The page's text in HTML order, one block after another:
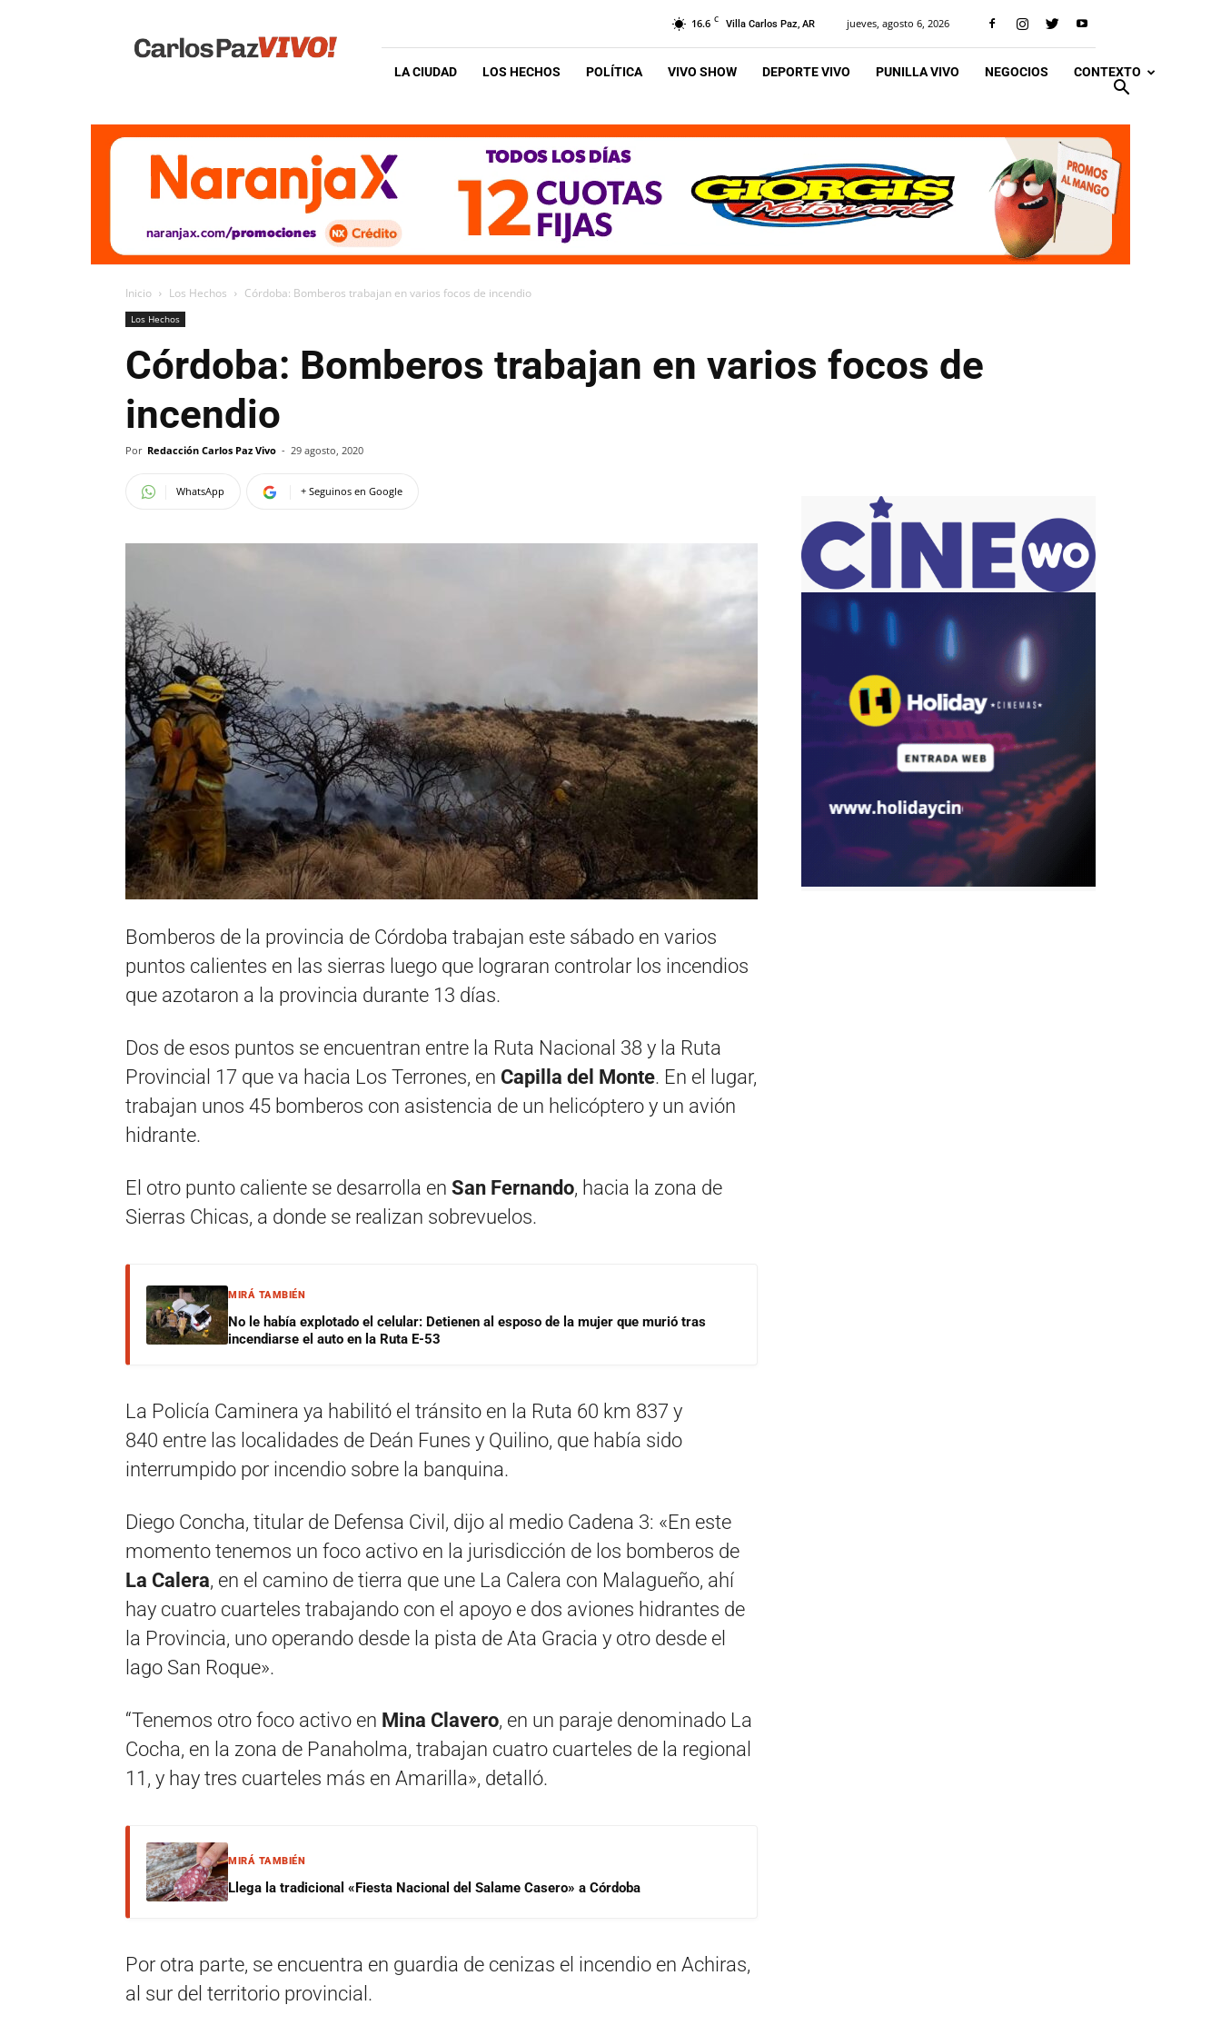
Vivo
16.6 C Villa Carlos Paz, AR jueves, agosto 6, 2026
LA CIUDAD LOS HECHOS POLÍTICA VIVO SHOW DEPORTE VIVO PUNILLA VIVO NEGOCIOS CONTEXTO
Inicio Los Hechos Córdoba: Bomberos trabajan en varios focos de incendio
Los Hechos
Córdoba: Bomberos trabajan en varios focos de
incendio
Por Redacción Carlos Paz Vivo - 29 agosto, 2020
WhatsApp + Seguinos en Google
Bomberos de la provincia de Córdoba trabajan este sábado en varios
puntos calientes en las sierras luego que lograran controlar los incendios
que azotaron a la provincia durante 13 días.
Dos de esos puntos se encuentran entre la Ruta Nacional 38 y la Ruta
Provincial 17 que va hacia Los Terrones, en Capilla del Monte. En el lugar,
trabajan unos 45 bomberos con asistencia de un helicóptero y un avión
hidrante.
El otro punto caliente se desarrolla en San Fernando, hacia la zona de
Sierras Chicas, a donde se realizan sobrevuelos.
MIRÁ TAMBIÉN
No le había explotado el celular: Detienen al esposo de la mujer que murió tras
incendiarse el auto en la Ruta E-53
La Policía Caminera ya habilitó el tránsito en la Ruta 60 km 837 y
840 entre las localidades de Deán Funes y Quilino, que había sido
interrumpido por incendio sobre la banquina.
Diego Concha, titular de Defensa Civil, dijo al medio Cadena 3: «En este
momento tenemos un foco activo en la jurisdicción de los bomberos de
La Calera, en el camino de tierra que une La Calera con Malagueño, ahí
hay cuatro cuarteles trabajando con el apoyo e dos aviones hidrantes de
la Provincia, uno operando desde la pista de Ata Gracia y otro desde el
lago San Roque».
“Tenemos otro foco activo en Mina Clavero, en un paraje denominado La
Cocha, en la zona de Panaholma, trabajan cuatro cuarteles de la regional
11, y hay tres cuarteles más en Amarilla», detalló.
MIRÁ TAMBIÉN
Llega la tradicional «Fiesta Nacional del Salame Casero» a Córdoba
Por otra parte, se encuentra en guardia de cenizas el incendio en Achiras,
al sur del territorio provincial.